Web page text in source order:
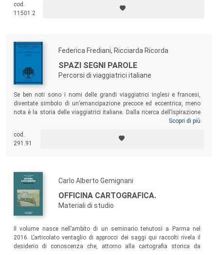
cod.
11501.2
Federica Frediani, Ricciarda Ricorda
SPAZI SEGNI PAROLE
Percorsi di viaggiatrici italiane
Se ben noti sono i nomi delle grandi viaggiatrici inglesi e francesi,
diventate simbolo di un’emancipazione precoce ed eccentrica, meno
nota è la storia delle viaggiatrici italiane. Dalla ricerca dell’ispirazione
artistica all’esplorazione scientifica, dal più lontano Oriente agli
modernità, anche le nostre viaggiatrici coprono, non meno delle
colleghe straniere, tutte le varianti dell’odeporica.
Scopri di più
cod.
291.91
Carlo Alberto Gemignani
OFFICINA CARTOGRAFICA.
Materiali di studio
Il volume nasce nell’ambito di un seminario tenutosi a Parma nel
2016. L’articolato ventaglio di approcci dei saggi qui raccolti rivela il
desiderio di conoscenza che, attorno alla cartografia storica da